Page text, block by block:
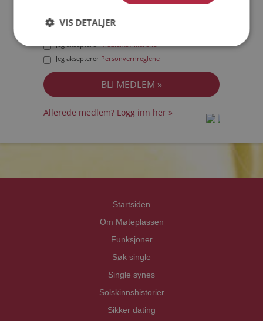
Jeg akseptererMedlemsvilkårene
Jeg aksepterer Personvernreglene
Allerede medlem? Logg inn her »
Startsiden
Om Møteplassen
Funksjoner
Søk single
Single synes
Solskinnshistorier
Sikker dating
VIS DETALJER